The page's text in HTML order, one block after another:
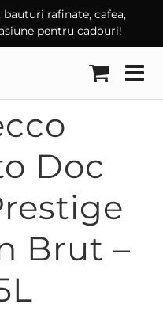
rafinate, cafea,
pentru cadouri!
Doc
Brut –